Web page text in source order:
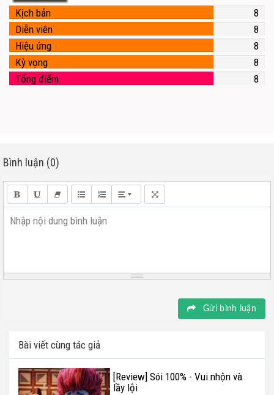
Kịch bản
8
Diễn viên
8
Hiệu ứng
8
Kỳ vọng
8
Tổng điểm
8
Bình luận (0)
Nhập nội dung bình luận
Gửi bình luận
Bài viết cùng tác giả
[Review] Sói 100% - Vui nhộn và
lầy lội